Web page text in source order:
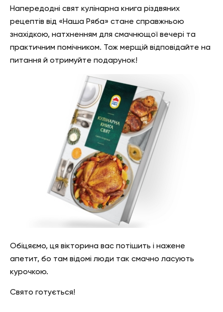
Напередодні свят кулінарна книга різдвяних
рецептів від «Наша Ряба» стане справжньою
знахідкою, натхненням для смачнющої вечері та
практичним помічником. Тож мерщій відповідайте на
питання й отримуйте подарунок!
Обіцяємо, ця вікторина вас потішить і нажене
апетит, бо там відомі люди так смачно ласують
курочкою.
Свято готується!